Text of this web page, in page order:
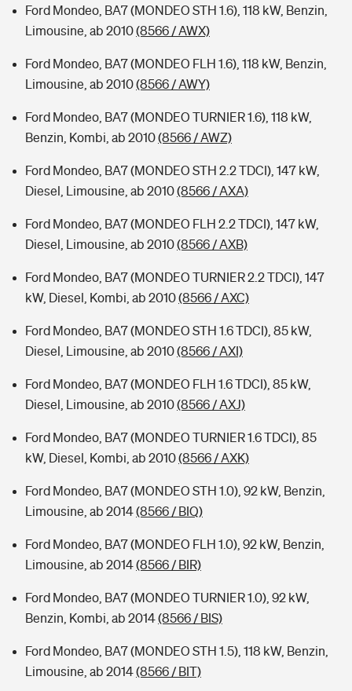
Ford Mondeo, BA7 (MONDEO STH 1.6), 118 kW, Benzin,
Limousine, ab 2010(8566 / AWX)
Ford Mondeo, BA7 (MONDEO FLH 1.6), 118 kW, Benzin,
Limousine, ab 2010(8566 / AWY)
Ford Mondeo, BA7 (MONDEO TURNIER 1.6), 118 kW,
Benzin, Kombi, ab 2010(8566 / AWZ)
Ford Mondeo, BA7 (MONDEO STH 2.2 TDCI), 147 kW,
Diesel, Limousine, ab 2010(8566 / AXA)
Ford Mondeo, BA7 (MONDEO FLH 2.2 TDCI), 147 kW,
Diesel, Limousine, ab 2010(8566 / AXB)
Ford Mondeo, BA7 (MONDEO TURNIER 2.2 TDCI), 147
kW, Diesel, Kombi, ab 2010(8566 / AXC)
Ford Mondeo, BA7 (MONDEO STH 1.6 TDCI), 85 kW,
Diesel, Limousine, ab 2010(8566 / AXI)
Ford Mondeo, BA7 (MONDEO FLH 1.6 TDCI), 85 kW,
Diesel, Limousine, ab 2010(8566 / AXJ)
Ford Mondeo, BA7 (MONDEO TURNIER 1.6 TDCI), 85
kW, Diesel, Kombi, ab 2010(8566 / AXK)
Ford Mondeo, BA7 (MONDEO STH 1.0), 92 kW, Benzin,
Limousine, ab 2014(8566 / BIQ)
Ford Mondeo, BA7 (MONDEO FLH 1.0), 92 kW, Benzin,
Limousine, ab 2014(8566 / BIR)
Ford Mondeo, BA7 (MONDEO TURNIER 1.0), 92 kW,
Benzin, Kombi, ab 2014(8566 / BIS)
Ford Mondeo, BA7 (MONDEO STH 1.5), 118 kW, Benzin,
Limousine, ab 2014(8566 / BIT)